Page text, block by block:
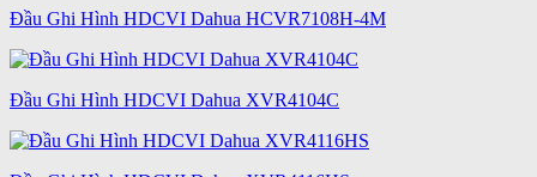
Đầu Ghi Hình HDCVI Dahua HCVR7108H-4M
Đầu Ghi Hình HDCVI Dahua XVR4104C